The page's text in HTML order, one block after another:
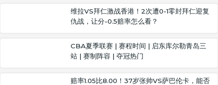
维拉VS拜仁激战香港！2次遭0-1零封拜仁迎复
仇战，让分-0.5赔率怎么看？
CBA夏季联赛 | 赛程时间 | 启东库尔勒青岛三
站 | 赛制阵容 | 夺冠热门
赔率1.05比8.00！37岁张帅VS萨巴伦卡，能否